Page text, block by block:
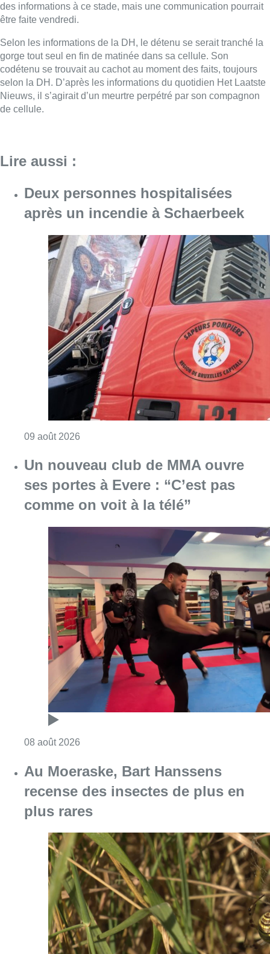
des informations à ce stade, mais une communication pourrait
être faite vendredi.
Selon les informations de la DH, le détenu se serait tranché la
gorge tout seul en fin de matinée dans sa cellule. Son
codétenu se trouvait au cachot au moment des faits, toujours
selon la DH. D’après les informations du quotidien Het Laatste
Nieuws, il s’agirait d’un meurtre perpétré par son compagnon
de cellule.
Lire aussi :
Deux personnes hospitalisées
après un incendie à Schaerbeek
09 août 2026
Un nouveau club de MMA ouvre
ses portes à Evere : “C’est pas
comme on voit à la télé”
08 août 2026
Au Moeraske, Bart Hanssens
recense des insectes de plus en
plus rares